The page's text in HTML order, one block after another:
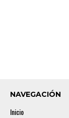
NAVEGACIÓN
Inicio